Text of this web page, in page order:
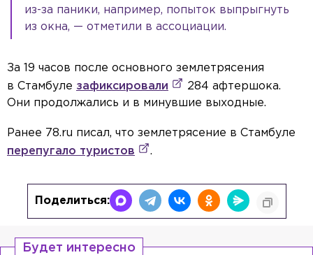
из-за паники, например, попыток выпрыгнуть
из окна, — отметили в ассоциации.
За 19 часов после основного землетрясения
в Стамбуле зафиксировали
284 афтершока.
Они продолжались и в минувшие выходные.
Ранее 78.ru писал, что землетрясение в Стамбуле
перепугало туристов
.
Поделиться:
Будет интересно